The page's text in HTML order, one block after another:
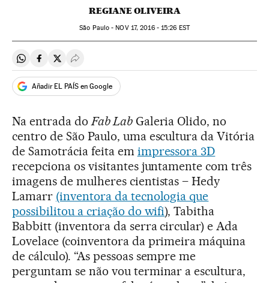
REGIANE OLIVEIRA
São Paulo -NOV17, 2016 - 15:26 EST
Compartir en Whatsapp
Compartir en Facebook
Compartir en Twitter
Desplegar Redes Sociales
Añadir EL PAÍS en Google
Na entrada doFab LabGaleria Olido, no
centro de São Paulo, uma escultura da Vitória
de Samotrácia feita em impressora 3D
recepciona os visitantes juntamente com três
imagens de mulheres cientistas – Hedy
Lamarr (inventora da tecnologia que
possibilitou a criação do wifi), Tabitha
Babbitt (inventora da serra circular) e Ada
Lovelace (coinventora da primeira máquina
de cálculo). “As pessoas sempre me
perguntam se não vou terminar a escultura,